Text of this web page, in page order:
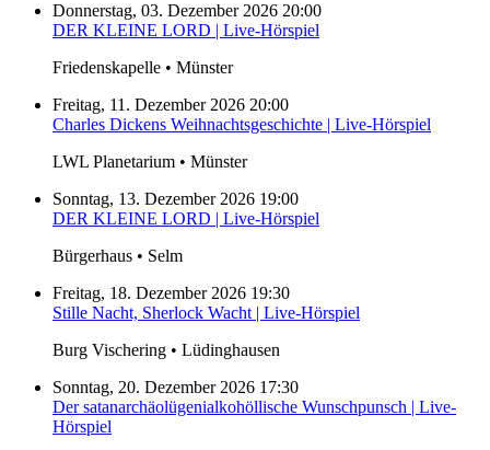
Donnerstag, 03. Dezember 2026 20:00
DER KLEINE LORD | Live-Hörspiel
Friedenskapelle • Münster
Freitag, 11. Dezember 2026 20:00
Charles Dickens Weihnachtsgeschichte | Live-Hörspiel
LWL Planetarium • Münster
Sonntag, 13. Dezember 2026 19:00
DER KLEINE LORD | Live-Hörspiel
Bürgerhaus • Selm
Freitag, 18. Dezember 2026 19:30
Stille Nacht, Sherlock Wacht | Live-Hörspiel
Burg Vischering • Lüdinghausen
Sonntag, 20. Dezember 2026 17:30
Der satanarchäolügenialkohöllische Wunschpunsch | Live-
Hörspiel